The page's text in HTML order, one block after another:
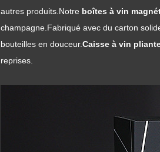
autres produits. Notre boîtes à vin
champagne. Fabriqué avec du carton
bouteilles en douceur.Caisse à vin
reprises.